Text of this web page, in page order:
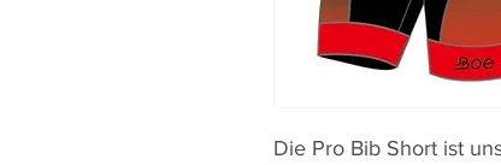
Die Pro Bib Short ist